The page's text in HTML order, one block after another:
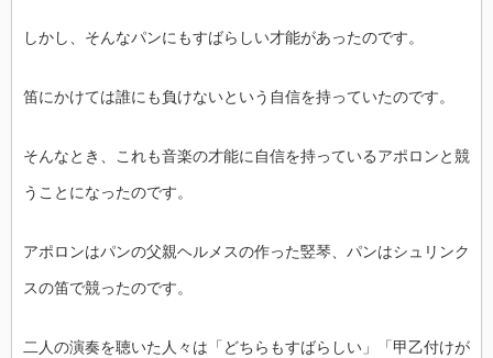
しかし、そんなパンにもすばらしい才能があったのです。
笛にかけては誰にも負けないという自信を持っていたのです。
そんなとき、これも音楽の才能に自信を持っているアポロンと競
うことになったのです。
アポロンはパンの父親ヘルメスの作った竪琴、パンはシュリンク
スの笛で競ったのです。
二人の演奏を聴いた人々は「どちらもすばらしい」「甲乙付けが